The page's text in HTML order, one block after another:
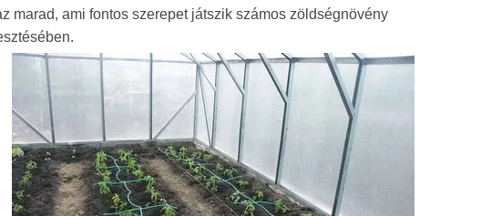
marad, ami fontos szerepet játszik számos zöldségnövény